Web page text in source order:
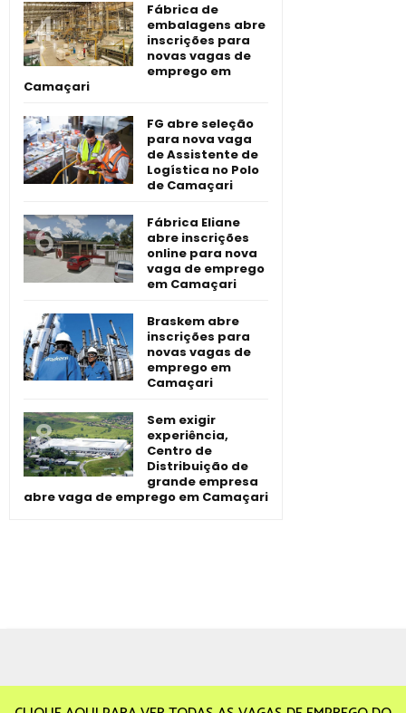
Fábrica de
embalagens abre
inscrições para
novas vagas de
emprego em
Camaçari
FG abre seleção
para nova vaga
de Assistente de
Logística no Polo
de Camaçari
Fábrica Eliane
abre inscrições
online para nova
vaga de emprego
em Camaçari
Braskem abre
inscrições para
novas vagas de
emprego em
Camaçari
Sem exigir
experiência,
Centro de
Distribuição de
grande empresa
abre vaga de emprego em Camaçari